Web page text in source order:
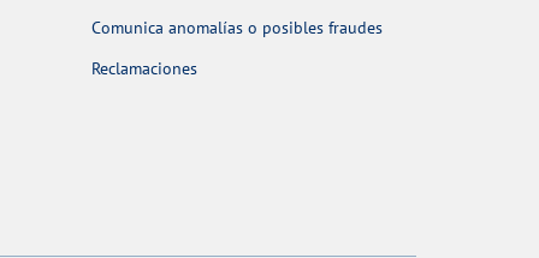
Comunica anomalías o posibles fraudes
Reclamaciones